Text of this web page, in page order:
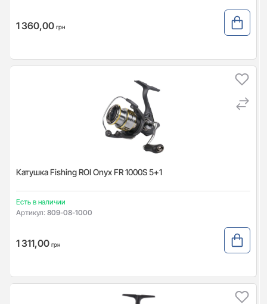
1 360,00 грн
Катушка Fishing ROI Onyx FR 1000S 5+1
Есть в наличии
Артикул: 809-08-1000
1 311,00 грн